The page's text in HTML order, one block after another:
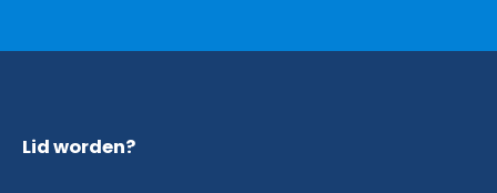
Lid worden?